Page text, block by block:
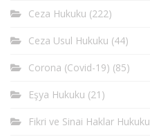
Ceza Hukuku (222)
Ceza Usul Hukuku (44)
Corona (Covid-19) (85)
Eşya Hukuku (21)
Fikri ve Sinai Haklar Hukuku